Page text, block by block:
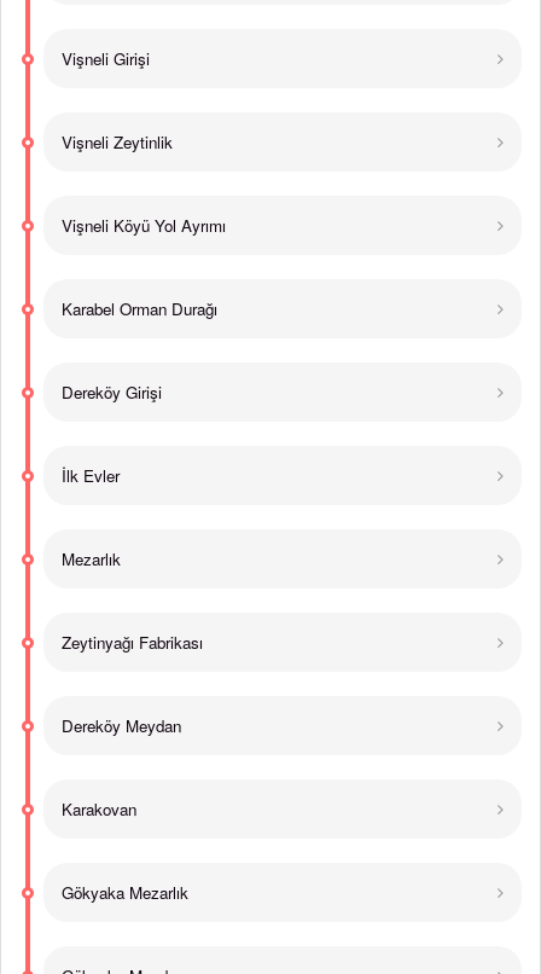
Vişneli Girişi
Vişneli Zeytinlik
Vişneli Köyü Yol Ayrımı
Karabel Orman Durağı
Dereköy Girişi
İlk Evler
Mezarlık
Zeytinyağı Fabrikası
Dereköy Meydan
Karakovan
Gökyaka Mezarlık